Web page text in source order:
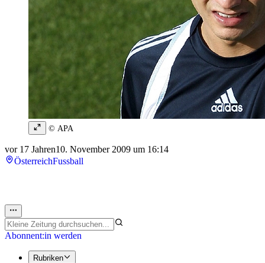
© APA
vor 17 Jahren10. November 2009 um 16:14
ÖsterreichFussball
Abonnent:in werden
Rubriken